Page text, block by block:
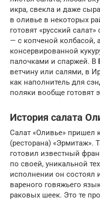
икра, свекла и даже
в оливье в некоторых
готовят «русский
— с копченой колбасой,
консервированной
палочками и спаржей. В
ветчину или салями, в
как наполнитель для
поляки вообще готовят
История салата
Салат «Оливье» пришел
(ресторана) «Эрмитаж».
готовил известный
по своей, уникальной
исполнении он состоял
вареного говяжьего
раковых шеек. Это те